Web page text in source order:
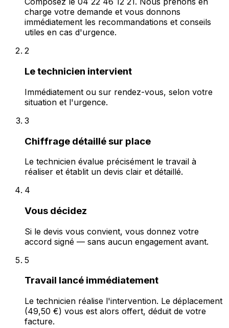
charge votre demande et vous donnons
immédiatement les recommandations et conseils
utiles en cas d'urgence.
2
Le technicien intervient
Immédiatement ou sur rendez-vous, selon votre
situation et l'urgence.
3
Chiffrage détaillé sur place
Le technicien évalue précisément le travail à
réaliser et établit un devis clair et détaillé.
4
Vous décidez
Si le devis vous convient, vous donnez votre
accord signé — sans aucun engagement avant.
5
Travail lancé immédiatement
Le technicien réalise l'intervention. Le déplacement
(49,50 €) vous est alors offert, déduit de votre
facture.